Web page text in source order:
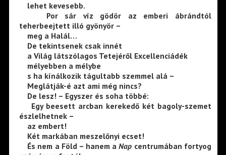
lehet kevesebb.
Por sár víz gödör az emberi ábrándtól
teherbeejtett illó gyönyör –
meg a Halál…
De tekintsenek csak innét
a Világ látszólagos Tetejéről Excellenciádék
mélyebben a mélybe
s ha kínálkozik tágultabb szemmel alá –
Meglátják-é azt ami még nincs?
De lesz! – Egyszer és soha többé:
Egy beesett arcban kerekedő két bagoly-szemet
észlelhetnek –
az embert!
Két markában meszelőnyi ecset!
És nem a Föld – hanem aNap centrumában fortyog